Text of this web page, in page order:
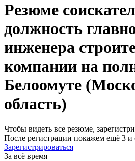
Резюме
должность
инженера
компании на
Белоомуте
область)
Чтобы видеть все резюме,
После регистрации покажем ещё 3 и
Зарегистрироваться
За всё время